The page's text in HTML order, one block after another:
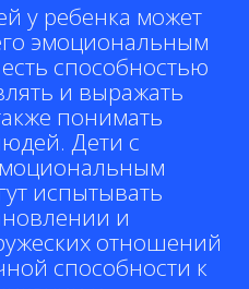
у ребенка может
эмоциональным
способностью
и выражать
понимать
Дети с
испытывать
и
отношений
способности к